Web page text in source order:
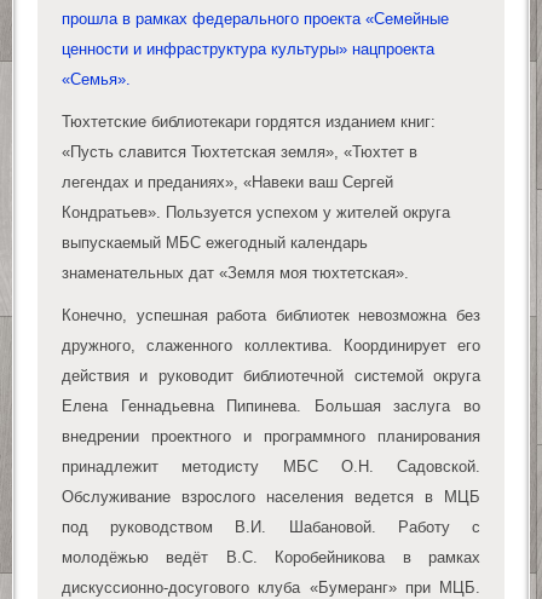
прошла в рамках федерального проекта «Семейные
ценности и инфраструктура культуры» нацпроекта
«Семья».
Тюхтетские библиотекари гордятся изданием книг:
«Пусть славится Тюхтетская земля», «Тюхтет в
легендах и преданиях», «Навеки ваш Сергей
Кондратьев». Пользуется успехом у жителей округа
выпускаемый МБС ежегодный календарь
знаменательных дат «Земля моя тюхтетская».
Конечно, успешная работа библиотек невозможна без
дружного, слаженного коллектива. Координирует его
действия и руководит библиотечной системой округа
Елена Геннадьевна Пипинева. Большая заслуга во
внедрении проектного и программного планирования
принадлежит методисту МБС О.Н. Садовской.
Обслуживание взрослого населения ведется в МЦБ
под руководством В.И. Шабановой. Работу с
молодёжью ведёт В.С. Коробейникова в рамках
дискуссионно-досугового клуба «Бумеранг» при МЦБ.